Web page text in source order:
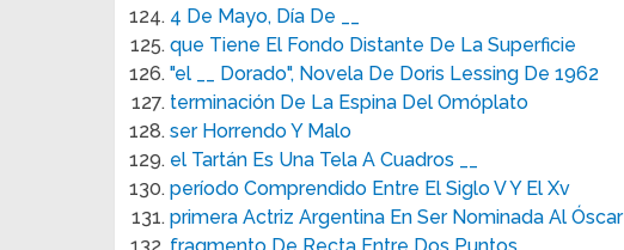
4 De Mayo, Día De __
que Tiene El Fondo Distante De La Superficie
"el __ Dorado", Novela De Doris Lessing De 1962
terminación De La Espina Del Omóplato
ser Horrendo Y Malo
el Tartán Es Una Tela A Cuadros __
período Comprendido Entre El Siglo V Y El Xv
primera Actriz Argentina En Ser Nominada Al Óscar